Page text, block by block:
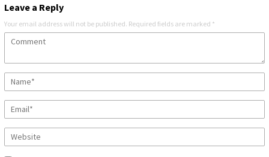
Leave a Reply
Your email address will not be published. Required fields are marked *